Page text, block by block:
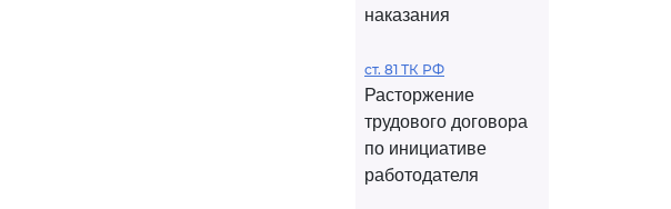
наказания
ст. 81 ТК РФ
Расторжение
трудового договора
по инициативе
работодателя